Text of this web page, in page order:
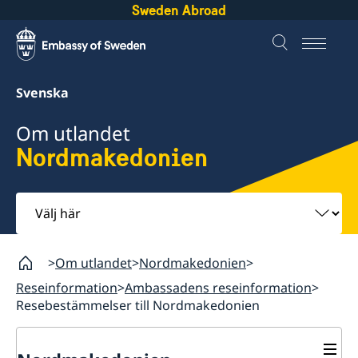
Sweden Abroad
Svenska
Om utlandet
Nordmakedonien
Välj
här
Om utlandet Nordmakedonien
Reseinformation Ambassadens reseinformation
Resebestämmelser till Nordmakedonien